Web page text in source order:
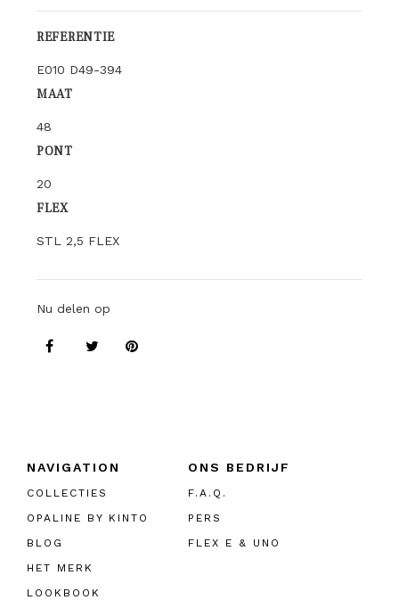
REFERENTIE
E010 D49-394
MAAT
48
PONT
20
FLEX
STL 2,5 FLEX
Nu delen op
NAVIGATION
COLLECTIES
OPALINE BY KINTO
BLOG
HET MERK
LOOKBOOK
ONS BEDRIJF
F.A.Q.
PERS
FLEX E & UNO